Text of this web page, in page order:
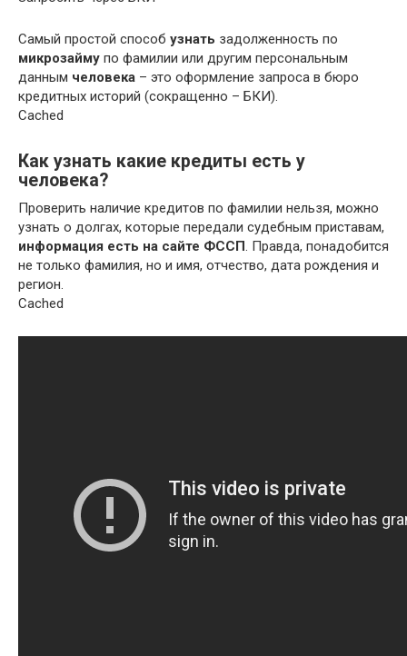
Самый простой способ узнать задолженность по
микрозайму по фамилии или другим персональным
данным человека – это оформление запроса в бюро
кредитных историй (сокращенно – БКИ).
Cached
Как узнать какие кредиты есть у
человека?
Проверить наличие кредитов по фамилии нельзя, можно
узнать о долгах, которые передали судебным приставам,
информация есть на сайте ФССП. Правда, понадобится
не только фамилия, но и имя, отчество, дата рождения и
регион.
Cached